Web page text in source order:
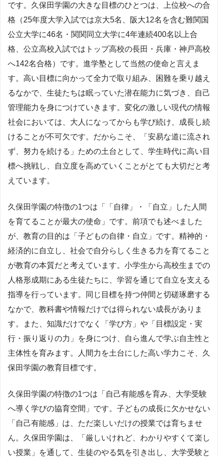
です。久保田学園の大きな目標のひとつは、上位校への合
格（25年度大学入試では京大5名、阪大12名を含む難関国
公立大学に46名・関関同立大学に4年連続400名以上合
格、公立高校入試ではトップ高校の長田・兵庫・神戸高校
へ142名合格）です。進学塾として当然の使命と言えま
す。高い目標に向かって全力で取り組み、困難を乗り越え
るなかで、生徒たちは眠っていた潜在能力に気づき、自己
管理能力を身につけていきます。変化の激しい現代の情報
社会においては、大人になってからも学び続け、成長し続
けることが不可欠です。だからこそ、「安易な道に流され
ず、努力を続ける」ための土台として、学生時代に高い目
標へ挑戦し、自立度を高めていくことがとても大切だと考
えています。
久保田学園の特徴の1つは「「自律」・「自立」した人間
を育てることが最大の使命」です。前項でも述べました
が、教育の目的は「子どもの自律・自立」です。精神的・
経済的に自立し、社会で自分らしく生きる力を育てること
が教育の本質だと考えています。小学生から高校生までの
人格形成期にある生徒たちに、学習を通じて自立を支える
指導を行っています。同じ目標を持つ仲間と切磋琢磨する
なかで、教科書や情報だけでは得られない成長がありま
す。また、知識だけでなく「学び方」や「目標設定・実
行・振り返りの力」を身につけ、自ら進んで学ぶ自主性と
主体性を育みます。人間力を土台にした高い学力こそ、久
保田学園の教育目標です。
久保田学園の特徴の1つは「自己有能感を育み、大学受験
へ導く学びの協育空間」です。子どもの成長に欠かせない
「自己有能感」は、ただ楽しいだけの授業では育ちませ
ん。久保田学園は、「厳しいけれど、わかりやすくて楽し
い授業」を通して、生徒のやる気を引き出し、大学受験と